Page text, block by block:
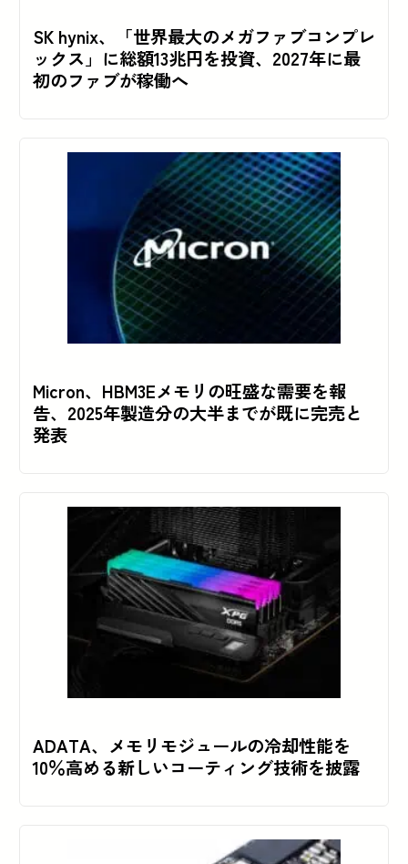
SK hynix、「世界最大のメガファブコンプレ
ックス」に総額13兆円を投資、2027年に最
初のファブが稼働へ
Micron、HBM3Eメモリの旺盛な需要を報
告、2025年製造分の大半までが既に完売と
発表
ADATA、メモリモジュールの冷却性能を
10％高める新しいコーティング技術を披露